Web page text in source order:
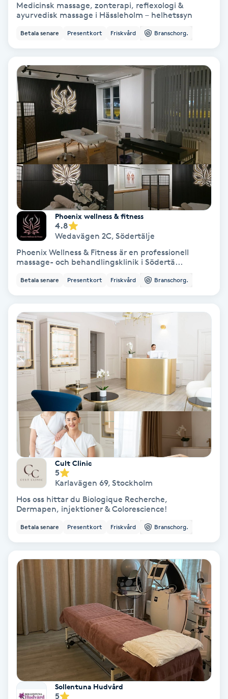
Extensions borttagning
Face framing
Faceliftmassage
Fet hårbotten
Fettreducering
Fibromassage
Fillers
Fotmassage
Fotsvamp
Fotvård
Fransar
Fransborttagning
Fransfärgning
Fransförlängning
Fransförlängning Megavolym
Fransförlängning Volym
Fransk manikyr
Fransrengöring
Frekvensterapi
Friskvård
Friskvårdsmassage
Frisör
Funktionsanalys
Medicinsk massage, zonterapi, reflexologi &
ayurvedisk massage i Hässleholm – helhetssyn
Betala senare Presentkort Friskvård Branschorg.
Phoenix wellness & fitness
4.8
Wedavägen 2C, Södertälje
Phoenix Wellness & Fitness är en professionell
massage- och behandlingsklinik i Södertä...
Betala senare Presentkort Friskvård Branschorg.
Cult Clinic
5
Karlavägen 69, Stockholm
Hos oss hittar du Biologique Recherche,
Dermapen, injektioner & Colorescience!
Betala senare Presentkort Friskvård Branschorg.
Sollentuna Hudvård
5